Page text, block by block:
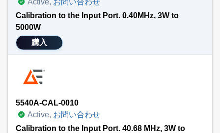
Active, お問い合わせ
Calibration to the Input Port. 0.40MHz, 3W to
5000W
購入
5540A-CAL-0010
Active, お問い合わせ
Calibration to the Input Port. 40.68 MHz, 3W to